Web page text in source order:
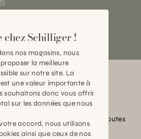
nos conseils pratiques et toutes
chez Schilliger !
nos magasins, nous
la meilleure
sur notre site. La
une valeur importante à
souhaitons donc vous offrir
sur les données que nous
accord, nous utilisons
ainsi que ceux de nos